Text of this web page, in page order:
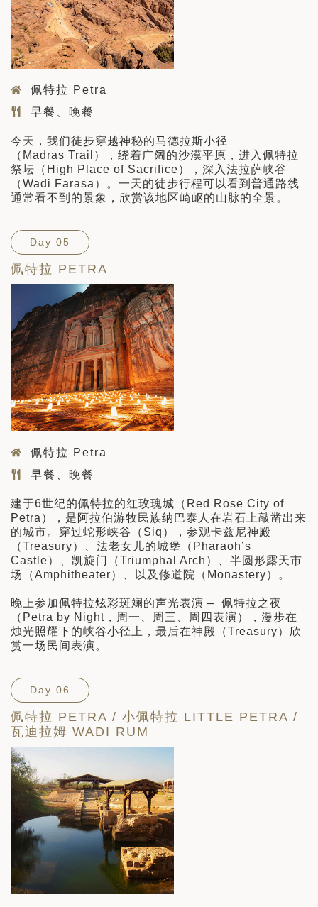
佩特拉 Petra
早餐、晚餐
今天，我们徒步穿越神秘的马德拉斯小径
（Madras Trail），绕着广阔的沙漠平原，进入佩特拉
祭坛（High Place of Sacrifice），深入法拉萨峡谷
（Wadi Farasa）。一天的徒步行程可以看到普通路线
通常看不到的景象，欣赏该地区崎岖的山脉的全景。
Day 05
佩特拉 PETRA
佩特拉 Petra
早餐、晚餐
建于6世纪的佩特拉的红玫瑰城（Red Rose City of
Petra），是阿拉伯游牧民族纳巴泰人在岩石上敲凿出来
的城市。穿过蛇形峡谷（Siq），参观卡兹尼神殿
（Treasury）、法老女儿的城堡（Pharaoh’s
Castle）、凯旋门（Triumphal Arch）、半圆形露天市
场（Amphitheater）、以及修道院（Monastery）。
晚上参加佩特拉炫彩斑斓的声光表演 – 佩特拉之夜
（Petra by Night，周一、周三、周四表演），漫步在
烛光照耀下的峡谷小径上，最后在神殿（Treasury）欣
赏一场民间表演。
Day 06
佩特拉 PETRA / 小佩特拉 LITTLE PETRA /
瓦迪拉姆 WADI RUM